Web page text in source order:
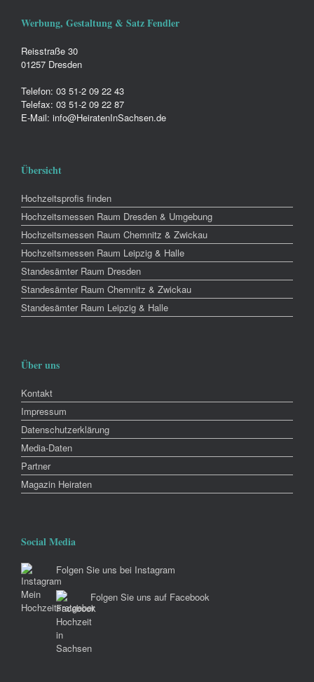
Werbung, Gestaltung & Satz Fendler
Reisstraße 30
01257 Dresden
Telefon: 03 51-2 09 22 43
Telefax: 03 51-2 09 22 87
E-Mail: info@HeiratenInSachsen.de
Übersicht
Hochzeitsprofis finden
Hochzeitsmessen Raum Dresden & Umgebung
Hochzeitsmessen Raum Chemnitz & Zwickau
Hochzeitsmessen Raum Leipzig & Halle
Standesämter Raum Dresden
Standesämter Raum Chemnitz & Zwickau
Standesämter Raum Leipzig & Halle
Über uns
Kontakt
Impressum
Datenschutzerklärung
Media-Daten
Partner
Magazin Heiraten
Social Media
Folgen Sie uns bei Instagram
Folgen Sie uns auf Facebook